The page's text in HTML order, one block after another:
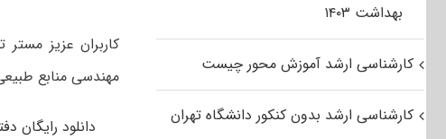
مهندسی منابع
دانلود رایگان دفترچه
بهداشت ۱۴۰۳
کارشناسی ارشد آموزش محور چیست
کارشناسی ارشد بدون کنکور دانشگاه تهران